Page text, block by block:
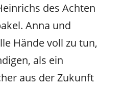
des Achten
Anna und
Hände voll zu tun,
als ein
aus der Zukunft